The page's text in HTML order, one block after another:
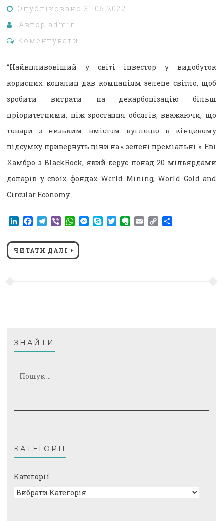
Опубліковано 31.05.2022
Автор admin.
Коментувати
“Найвпливовіший у світі інвестор у видобуток
корисних копалин дав компаніям зелене світло, щоб
зробити витрати на декарбонізацію більш
пріоритетними, ніж зростання обсягів, вважаючи, що
товари з низьким вмістом вуглецю в кінцевому
підсумку привернуть ціни на « зелені преміальні ». Еві
Хамбро з BlackRock, який керує понад 20 мільярдами
доларів у своїх фондах World Mining, World Gold and
Circular Economy…
LinkedIn
Facebook
Telegram
ViberWhatsApp
Messenger
SkypeTwitterEvernote
EmailCopy
ЧИТАТИ ДАЛІ
ЗНАЙТИ
КАТЕГОРІЇ
Категорії